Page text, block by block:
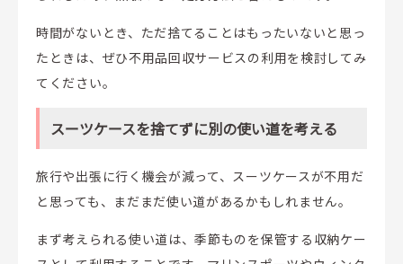
時間がないとき、ただ捨てることはもったいないと思っ
たときは、ぜひ不用品回収サービスの利用を検討してみ
てください。
スーツケースを捨てずに別の使い道を考える
旅行や出張に行く機会が減って、スーツケースが不用だ
と思っても、まだまだ使い道があるかもしれません。
まず考えられる使い道は、季節ものを保管する収納ケー